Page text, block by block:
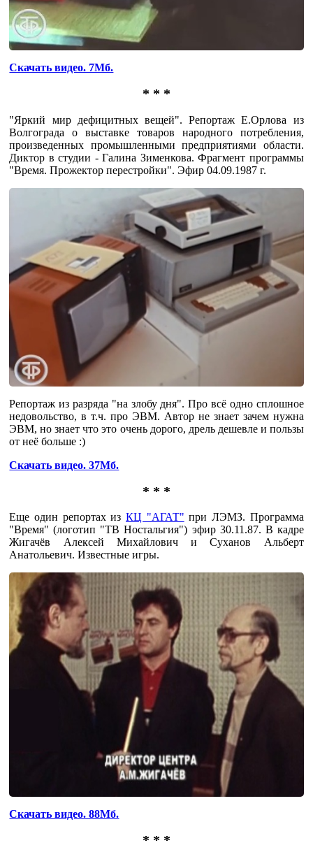
Скачать видео. 7Мб.
* * *
"Яркий мир дефицитных вещей". Репортаж Е.Орлова из
Волгограда о выставке товаров народного потребления,
произведенных промышленными предприятиями области.
Диктор в студии - Галина Зименкова. Фрагмент программы
"Время. Прожектор перестройки". Эфир 04.09.1987 г.
Репортаж из разряда "на злобу дня". Про всё одно сплошное
недовольство, в т.ч. про ЭВМ. Автор не знает зачем нужна
ЭВМ, но знает что это очень дорого, дрель дешевле и пользы
от неё больше :)
Скачать видео. 37Мб.
* * *
Еще один репортах из КЦ "АГАТ" при ЛЭМЗ. Программа
"Время" (логотип "ТВ Ностальгия") эфир 30.11.87. В кадре
Жигачёв Алексей Михайлович и Суханов Альберт
Анатольевич. Известные игры.
Скачать видео. 88Мб.
* * *